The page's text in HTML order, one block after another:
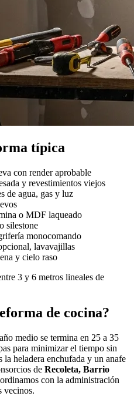
típica
con render aprobable
y revestimientos viejos
de agua, gas y luz
o MDF laqueado
silestone
monocomando
lavavajillas
y cielo raso
3 y 6 metros lineales de
de cocina?
medio se termina en 25 a 35
para minimizar el tiempo sin
la heladera enchufada y un anafe
de Recoleta, Barrio
con la administración
vecinos.